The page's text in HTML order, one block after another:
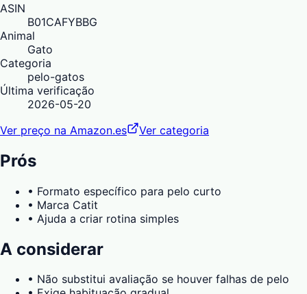
ASIN
B01CAFYBBG
Animal
Gato
Categoria
pelo-gatos
Última verificação
2026-05-20
Ver preço na Amazon.es
Ver categoria
Prós
• Formato específico para pelo curto
• Marca Catit
• Ajuda a criar rotina simples
A considerar
• Não substitui avaliação se houver falhas de pelo